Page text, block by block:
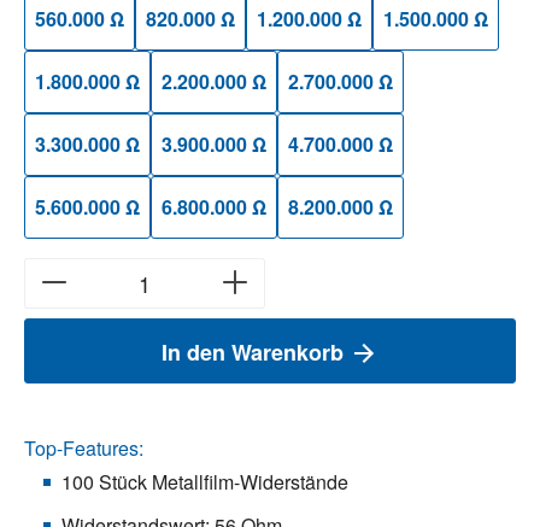
560.000 Ω 820.000 Ω 1.200.000 Ω 1.500.000 Ω
1.800.000 Ω 2.200.000 Ω 2.700.000 Ω
3.300.000 Ω 3.900.000 Ω 4.700.000 Ω
5.600.000 Ω 6.800.000 Ω 8.200.000 Ω
In den Warenkorb
Top-Features:
100 Stück Metallfilm-Widerstände